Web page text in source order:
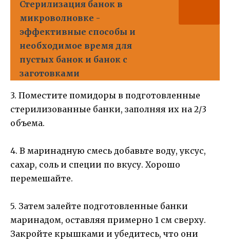
Стерилизация банок в
микроволновке -
эффективные способы и
необходимое время для
пустых банок и банок с
заготовками
3. Поместите помидоры в подготовленные
стерилизованные банки, заполняя их на 2/3
объема.
4. В маринадную смесь добавьте воду, уксус,
сахар, соль и специи по вкусу. Хорошо
перемешайте.
5. Затем залейте подготовленные банки
маринадом, оставляя примерно 1 см сверху.
Закройте крышками и убедитесь, что они